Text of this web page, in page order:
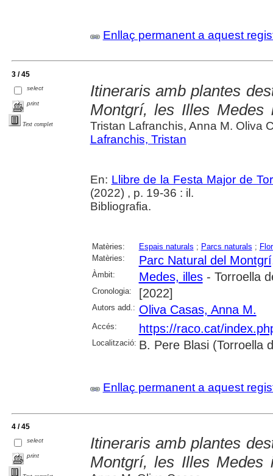
Enllaç permanent a aquest
3 / 45
select
print
Text complet
Itineraris amb plantes
Montgrí, les Illes
Tristan Lafranchis, Anna M. Oliva
Lafranchis, Tristan
En: Llibre de la Festa Major de
(2022) , p. 19-36 : il.
Bibliografia.
Matèries: Espais naturals ; Parcs naturals ;
Matèries:
Parc Natural del
Àmbit: Medes, illes- Torroella
Cronologia: [2022]
Autors add.: Oliva Casas, Anna M.
Accés: https://raco.cat/
Localització: B. Pere Blasi (Torroella
Enllaç permanent a aquest
4 / 45
select
print
Itineraris amb plantes
Montgrí, les Illes Medes